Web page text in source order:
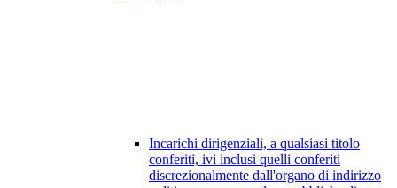
Incarichi dirigenziali, a qualsiasi titolo
conferiti, ivi inclusi quelli conferiti
discrezionalmente dall'organo di indirizzo